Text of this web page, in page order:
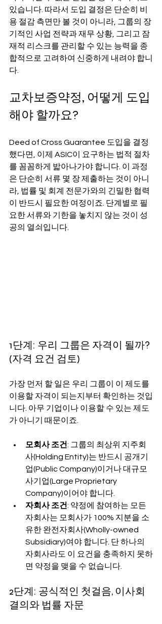
있습니다. 따라서 도입 결정은 단순히 비
용 절감 측면만 볼 것이 아니라, 그룹의 장
기적인 사업 전략과 재무 상황, 그리고 잠
재적 리스크를 관리할 수 있는 능력을 종
합적으로 고려하여 신중하게 내려야 합니
다.
교차보증약정, 어떻게 도입
해야 할까요?
Deed of Cross Guarantee 도입을 결정
했다면, 이제 ASIC이 요구하는 법적 절차
를 꼼꼼하게 밟아나가야 합니다. 이 과정
은 단순히 서류 몇 장 제출하는 것이 아니
라, 법률 및 회계 전문가와의 긴밀한 협력
이 반드시 필요한 여정이죠. 단계별로 필
요한 서류와 기한을 놓치지 않는 것이 성
공의 열쇠입니다.
1단계: 우리 그룹은 자격이 될까?
(자격 요건 검토)
가장 먼저 할 일은 우리 그룹이 이 제도를
이용할 자격이 되는지부터 확인하는 것입
니다. 아무 기업이나 이용할 수 있는 제도
가 아니기 때문이죠.
모회사 조건: 그룹의 최상위 지주회
사(Holding Entity)는 반드시 공개기
업(Public Company)이거나 대규모
사기업(Large Proprietary
Company)이어야 합니다.
자회사 조건: 약정에 참여하는 모든
자회사는 모회사가 100% 지분을 소
유한 완전자회사(Wholly-owned
Subsidiary)여야 합니다. 단 하나의
자회사라도 이 요건을 충족하지 못하
면 약정을 맺을 수 없습니다.
2단계: 공식적인 첫걸음, 이사회
결의와 법률 자문